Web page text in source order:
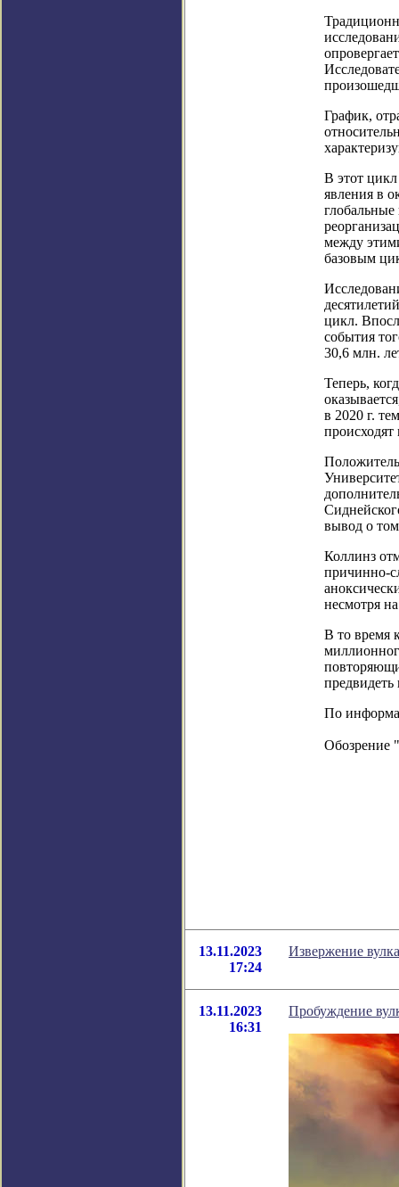
График,
В этот
явления в
между
базовым
цикл.
события
30,6 млн.
Теперь,
в 2020 г.
вывод о
Коллинз
причинно-
несмотря
В то время
предвидеть
По
Обозрение "
13.11.2023
17:24
Извержение
13.11.2023
16:31
Пробуждение